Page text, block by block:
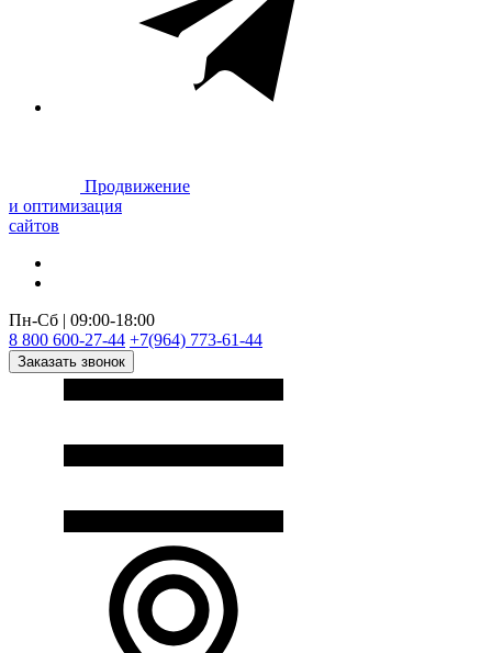
Продвижение
и оптимизация
сайтов
Пн-Сб | 09:00-18:00
8 800 600-27-44 +7(964) 773-61-44
Заказать звонок